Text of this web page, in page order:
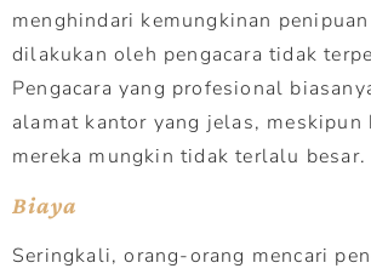
menghindari kemungkinan
dilakukan oleh pengacara tidak
Pengacara yang profesional
alamat kantor yang jelas, meskipun
mereka mungkin tidak terlalu besar.
Biaya
Seringkali, orang-orang mencari